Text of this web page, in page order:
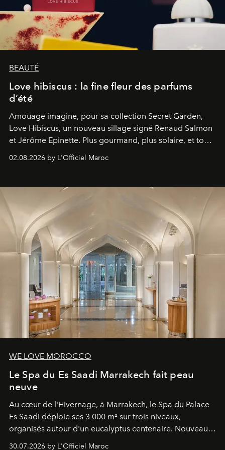
BEAUTÉ
Love hibiscus : la fine fleur des parfums
d’été
Amouage imagine, pour sa collection Secret Garden,
Love Hibiscus, un nouveau sillage signé Renaud Salmon
et Jérôme Epinette. Plus gourmand, plus solaire, et tout
à fait irrésistible.
02.08.2026 by L'Officiel Maroc
WE LOVE MOROCCO
Le Spa du Es Saadi Marrakech fait peau
neuve
Au cœur de l'Hivernage, à Marrakech, le Spa du Palace
Es Saadi déploie ses 3 000 m² sur trois niveaux,
organisés autour d'un eucalyptus centenaire. Nouveau
Lobby Bien-Être et Beauté, exclusivité mondiale en
30.07.2026 by L'Officiel Maroc